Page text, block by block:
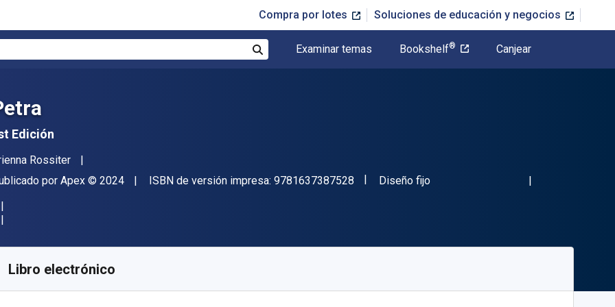
Compra por lotes Soluciones de educación y negocios
Examinar temas Bookshelf® Canjear
Edición
Rossiter
por Apex Copyright
© 2024 ISBN de versión impresa: 9781637387528 "ISBN-13 9781637387528"
Formato
Diseño fijo
Libro electrónico